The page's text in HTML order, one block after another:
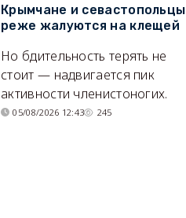
Крымчане и севастопольцы
реже жалуются на клещей
Но бдительность терять не
стоит — надвигается пик
активности членистоногих.
05/08/2026 12:43 245